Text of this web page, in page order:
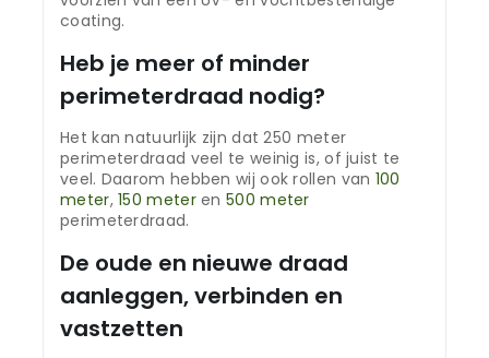
coating.
Heb je meer of minder
perimeterdraad nodig?
Het kan natuurlijk zijn dat 250 meter
perimeterdraad veel te weinig is, of juist te
veel. Daarom hebben wij ook rollen van 100
meter,150 meteren500 meter
perimeterdraad.
De oude en nieuwe draad
aanleggen, verbinden en
vastzetten